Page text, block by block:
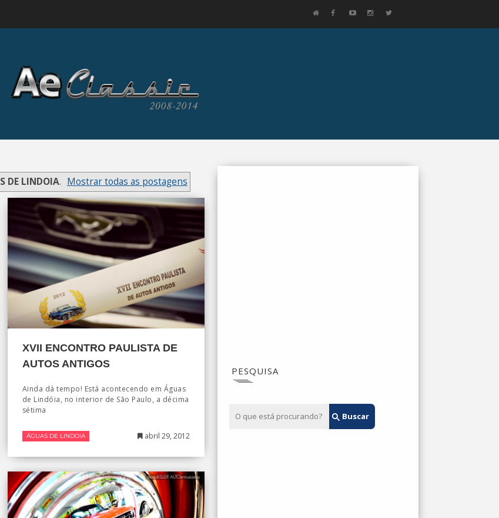
DE LINDOIA. Mostrar todas as postagens
XVII ENCONTRO PAULISTA DE
AUTOS ANTIGOS
Ainda dá tempo! Está acontecendo em Águas
de Lindóia, no interior de São Paulo, a décima
sétima
ÁGUAS DE LINDOIA abril 29, 2012
PESQUISA